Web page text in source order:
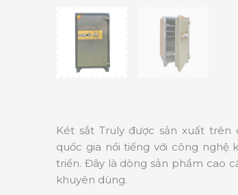
Két sắt Truly được sản xuất
quốc gia nổi tiếng với công nghệ
triển. Đây là dòng sản phẩm cao
khuyên dùng.